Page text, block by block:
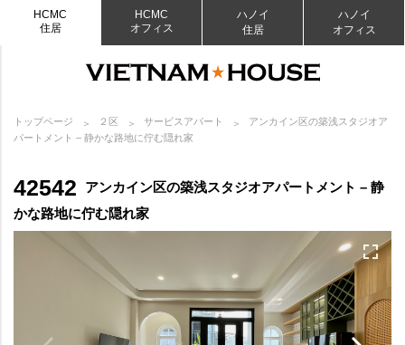
HCMC
住居
HCMC
オフィス
ハノイ
住居
ハノイ
オフィス
トップページ ２区 サービスアパート
アンカイン区の築浅スタジオア
パートメント – 静かな路地に佇む隠れ家
42542
アンカイン区の築浅スタジオアパートメント – 静
かな路地に佇む隠れ家